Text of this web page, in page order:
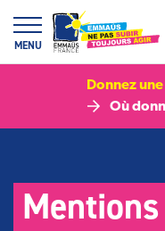
MENU
Donnez
Où
Panneau de gestion des